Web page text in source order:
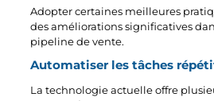
Adopter certaines meilleures
des améliorations significatives
pipeline de vente.
Automatiser les tâches
La technologie actuelle offre